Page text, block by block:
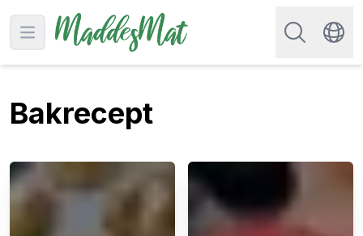
Open main menu
Sök efter
Bakrecept